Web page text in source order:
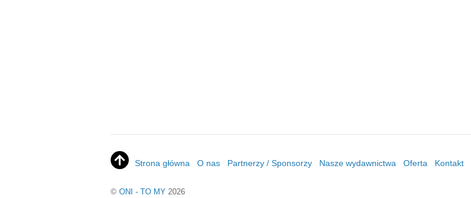
Strona główna O nas Partnerzy / Sponsorzy Nasze wydawnictwa Oferta Kontakt
© ONI - TO MY 2026